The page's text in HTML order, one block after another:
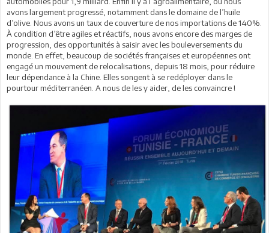
avons largement progressé, notamment dans le domaine de l’huile
d’olive. Nous avons un taux de couverture de nos importations de 140%.
À condition d’être agiles et réactifs, nous avons encore des marges de
progression, des opportunités à saisir avec les bouleversements du
monde. En effet, beaucoup de sociétés françaises et européennes ont
engagé un mouvement de relocalisations, depuis 18 mois, pour réduire
leur dépendance à la Chine. Elles songent à se redéployer dans le
pourtour méditerranéen. A nous de les y aider, de les convaincre !